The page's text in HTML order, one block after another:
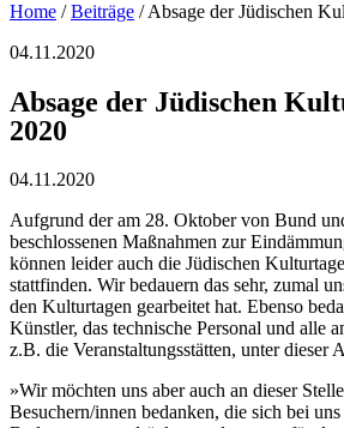
Home /Beiträge /Absage der Jüdischen
04.11.2020
Absage der Jüdischen
2020
04.11.2020
Aufgrund der am 28. Oktober von Bund
beschlossenen Maßnahmen zur
können leider auch die Jüdischen
stattfinden. Wir bedauern das sehr, zumal
den Kulturtagen gearbeitet hat. Ebenso
Künstler, das technische Personal und alle
z.B. die Veranstaltungsstätten, unter dieser
»Wir möchten uns aber auch an dieser
Besuchern/innen bedanken, die sich bei